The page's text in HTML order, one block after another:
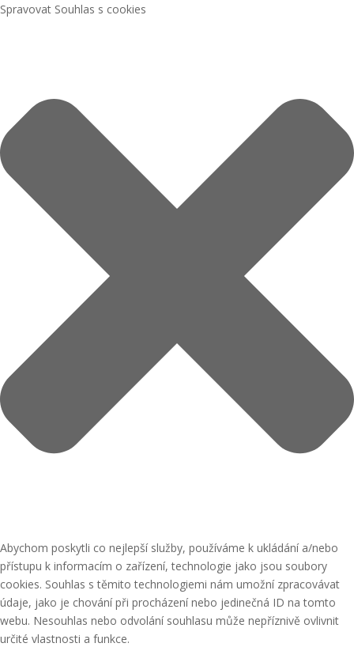
Spravovat Souhlas s cookies
Abychom poskytli co nejlepší služby, používáme k ukládání a/nebo
přístupu k informacím o zařízení, technologie jako jsou soubory
cookies. Souhlas s těmito technologiemi nám umožní zpracovávat
údaje, jako je chování při procházení nebo jedinečná ID na tomto
webu. Nesouhlas nebo odvolání souhlasu může nepříznivě ovlivnit
určité vlastnosti a funkce.